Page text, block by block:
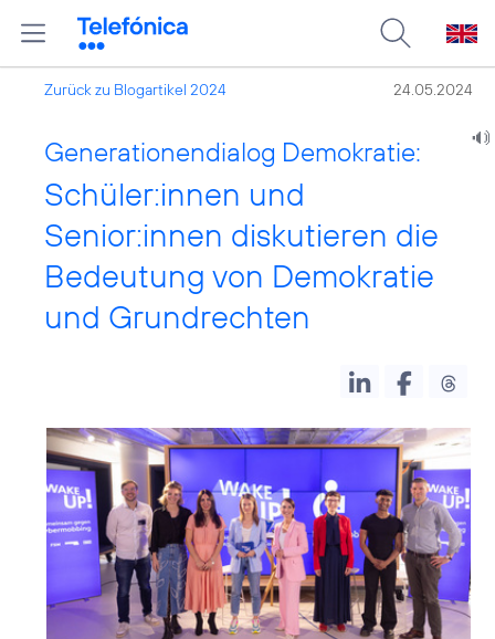
Zurück zu Blogartikel 2024 24.05.2024
Generationendialog Demokratie:
Schüler:innen und
Senior:innen diskutieren die
Bedeutung von Demokratie
und Grundrechten